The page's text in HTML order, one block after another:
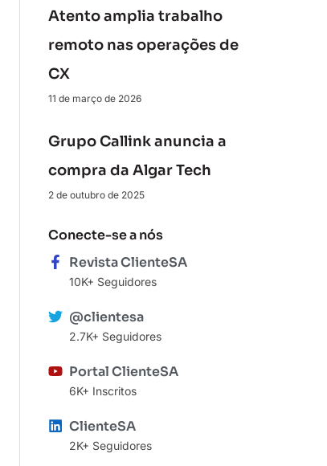
Atento amplia trabalho
remoto nas operações de
CX
11 de março de 2026
Grupo Callink anuncia a
compra da Algar Tech
2 de outubro de 2025
Conecte-se a nós
Revista ClienteSA
10K+ Seguidores
@clientesa
2.7K+ Seguidores
Portal ClienteSA
6K+ Inscritos
ClienteSA
2K+ Seguidores